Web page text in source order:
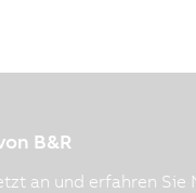
B&R
an und erfahren